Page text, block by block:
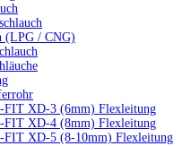
(LPG / CNG)
FIT XD-3 (6mm) Flexleitung
FIT XD-4 (8mm) Flexleitung
FIT XD-5 (8-10mm) Flexleitung